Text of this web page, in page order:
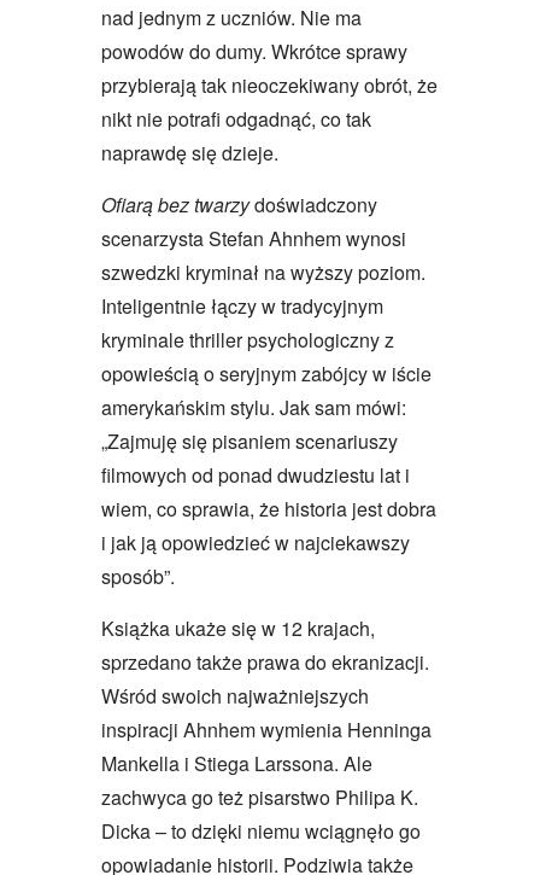
nad jednym z uczniów. Nie ma
powodów do dumy. Wkrótce sprawy
przybierają tak nieoczekiwany obrót, że
nikt nie potrafi odgadnąć, co tak
naprawdę się dzieje.
Ofiarą bez twarzydoświadczony
scenarzysta Stefan Ahnhem wynosi
szwedzki kryminał na wyższy poziom.
Inteligentnie łączy w tradycyjnym
kryminale thriller psychologiczny z
opowieścią o seryjnym zabójcy w iście
amerykańskim stylu. Jak sam mówi:
„Zajmuję się pisaniem scenariuszy
filmowych od ponad dwudziestu lat i
wiem, co sprawia, że historia jest dobra
i jak ją opowiedzieć w najciekawszy
sposób”.
Książka ukaże się w 12 krajach,
sprzedano także prawa do ekranizacji.
Wśród swoich najważniejszych
inspiracji Ahnhem wymienia Henninga
Mankella i Stiega Larssona. Ale
zachwyca go też pisarstwo Philipa K.
Dicka – to dzięki niemu wciągnęło go
opowiadanie historii. Podziwia także